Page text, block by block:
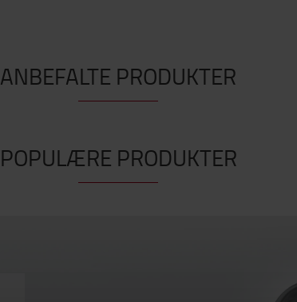
ANBEFALTE PRODUKTER
POPULÆRE PRODUKTER